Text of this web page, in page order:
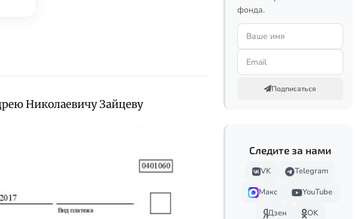
Николаевичу Зайцеву
фонда.
Подписаться
Следите за нами
VK
Telegram
Макс
YouTube
Дзен
OK